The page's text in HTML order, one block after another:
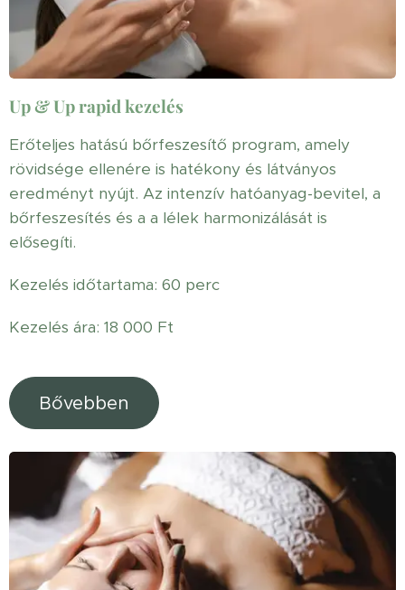
Up & Up rapid kezelés
Erőteljes hatású bőrfeszesítő program, amely
rövidsége ellenére is hatékony és látványos
eredményt nyújt. Az intenzív hatóanyag-bevitel, a
bőrfeszesítés és a a lélek harmonizálását is
elősegíti.
Kezelés időtartama: 60 perc
Kezelés ára: 18 000 Ft
Bővebben